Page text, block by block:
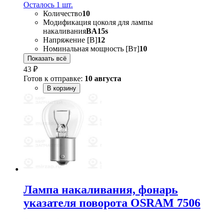
Осталось 1 шт.
Количество10
Модификация цоколя для лампы
накаливанияBA15s
Напряжение [В]12
Номинальная мощность [Вт]10
Показать всё
43 ₽
Готов к отправке: 10 августа
В корзину
Лампа накаливания, фонарь
указателя поворота OSRAM 7506